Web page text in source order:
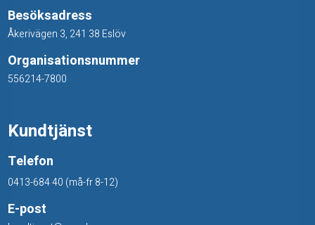
Besöksadress
Åkerivägen 3, 241 38 Eslöv
Organisationsnummer
556214-7800
Kundtjänst
Telefon
0413-684 40 (må-fr 8-12)
E-post